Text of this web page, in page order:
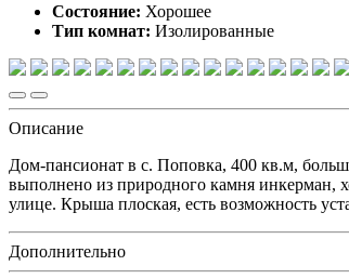
Состояние: Хорошее
Тип комнат: Изолированные
Описание
Дом-пансионат в с. Поповка, 400 кв.м,
выполнено из природного камня инкерман,
улице. Крыша плоская, есть возможность
Дополнительно